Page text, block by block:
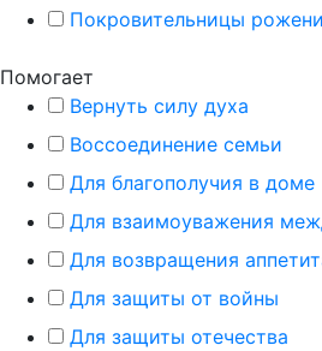
Покровительницы
Помогает
Вернуть силу духа
Воссоединение семьи
Для благополучия в доме
Для взаимоуважения
Для возвращения
Для защиты от войны
Для защиты отечества